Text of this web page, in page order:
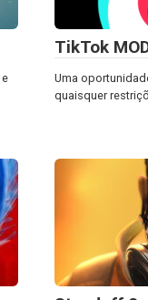
TikTok
Uma
quaisquer